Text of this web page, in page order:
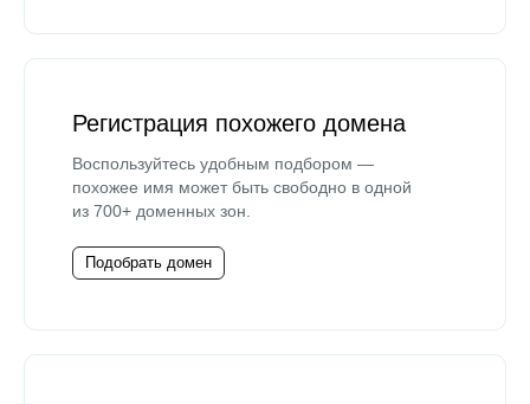
Регистрация похожего домена
Воспользуйтесь удобным подбором —
похожее имя может быть свободно в одной
из 700+ доменных зон.
Подобрать домен